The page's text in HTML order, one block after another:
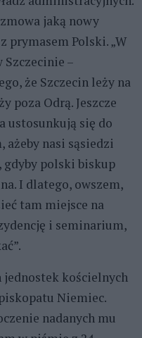
jaką nowy
prymasem Polski. „W
–
że Szczecin leży na
poza Odrą. Jeszcze
ustosunkują się do
ażeby nasi sąsiedzi
polski biskup
I dlatego, owszem,
tam miejsce na
i seminarium,
kościelnych
Niemiec.
nadanych mu